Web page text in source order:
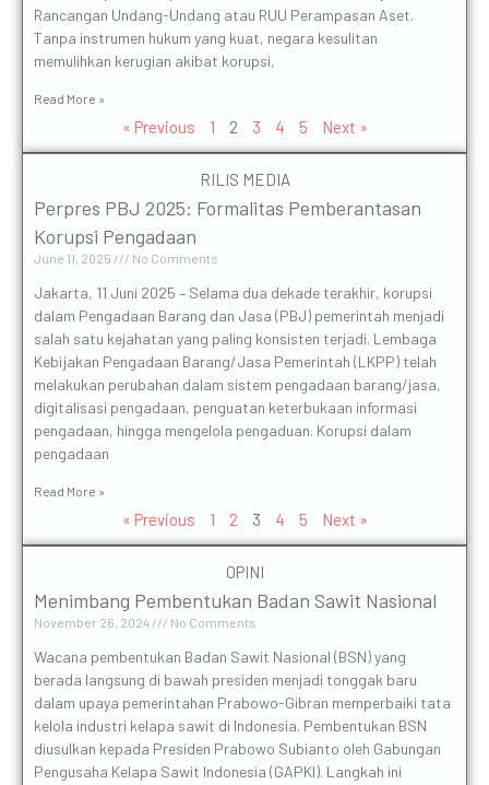
Rancangan Undang-Undang atau RUU Perampasan Aset.
Tanpa instrumen hukum yang kuat, negara kesulitan
memulihkan kerugian akibat korupsi,
Read More »
« Previous 1 2 3 4 5 Next »
RILIS MEDIA
Perpres PBJ 2025: Formalitas Pemberantasan
Korupsi Pengadaan
June 11, 2025 No Comments
Jakarta, 11 Juni 2025 – Selama dua dekade terakhir, korupsi
dalam Pengadaan Barang dan Jasa (PBJ) pemerintah menjadi
salah satu kejahatan yang paling konsisten terjadi. Lembaga
Kebijakan Pengadaan Barang/Jasa Pemerintah (LKPP) telah
melakukan perubahan dalam sistem pengadaan barang/jasa,
digitalisasi pengadaan, penguatan keterbukaan informasi
pengadaan, hingga mengelola pengaduan. Korupsi dalam
pengadaan
Read More »
« Previous 1 2 3 4 5 Next »
OPINI
Menimbang Pembentukan Badan Sawit Nasional
November 26, 2024 No Comments
Wacana pembentukan Badan Sawit Nasional (BSN) yang
berada langsung di bawah presiden menjadi tonggak baru
dalam upaya pemerintahan Prabowo-Gibran memperbaiki tata
kelola industri kelapa sawit di Indonesia. Pembentukan BSN
diusulkan kepada Presiden Prabowo Subianto oleh Gabungan
Pengusaha Kelapa Sawit Indonesia (GAPKI). Langkah ini